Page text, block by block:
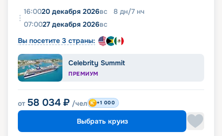
16:0020 декабря 2026вс 8 дн/7 нч
07:0027 декабря 2026вс
Вы посетите 3 страны:
Celebrity Summit
ПРЕМИУМ
от 58 034 ₽ /чел +1 000
Выбрать круиз